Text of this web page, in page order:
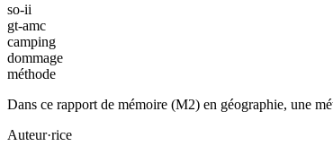
so-ii
gt-amc
camping
dommage
méthode
Dans ce rapport de mémoire (M2) en géographie, une
Auteur·rice